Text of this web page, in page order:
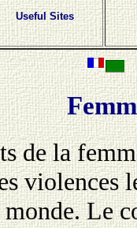
Useful Sites
de la
violences
Le